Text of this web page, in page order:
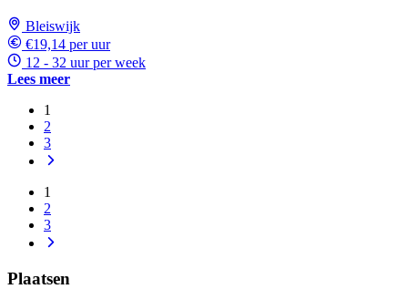
Bleiswijk
€19,14 per uur
12 - 32 uur per week
Lees meer
1
2
3
1
2
3
Plaatsen